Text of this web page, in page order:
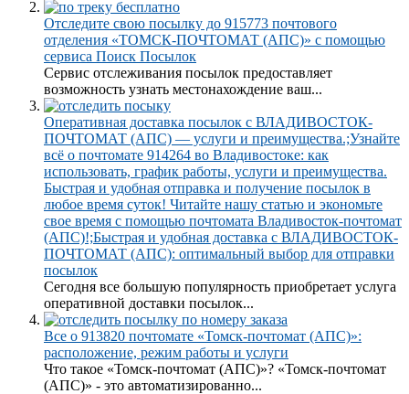
Отследите свою посылку до 915773 почтового
отделения «ТОМСК-ПОЧТОМАТ (АПС)» с помощью
сервиса Поиск Посылок
Сервис отслеживания посылок предоставляет
возможность узнать местонахождение ваш...
Оперативная доставка посылок с ВЛАДИВОСТОК-
ПОЧТОМАТ (АПС) — услуги и преимущества.;Узнайте
всё о почтомате 914264 во Владивостоке: как
использовать, график работы, услуги и преимущества.
Быстрая и удобная отправка и получение посылок в
любое время суток! Читайте нашу статью и экономьте
свое время с помощью почтомата Владивосток-почтомат
(АПС)!;Быстрая и удобная доставка с ВЛАДИВОСТОК-
ПОЧТОМАТ (АПС): оптимальный выбор для отправки
посылок
Сегодня все большую популярность приобретает услуга
оперативной доставки посылок...
Все о 913820 почтомате «Томск-почтомат (АПС)»:
расположение, режим работы и услуги
Что такое «Томск-почтомат (АПС)»? «Томск-почтомат
(АПС)» - это автоматизированно...